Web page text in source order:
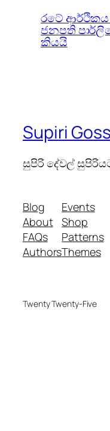
රටේ ආර්ථිකය
ජනපති
කියයි
Supiri
සුපිරි දේවල්
Blog
About
FAQs
Authors
Events
Shop
Patterns
Themes
Twenty Twenty-Five